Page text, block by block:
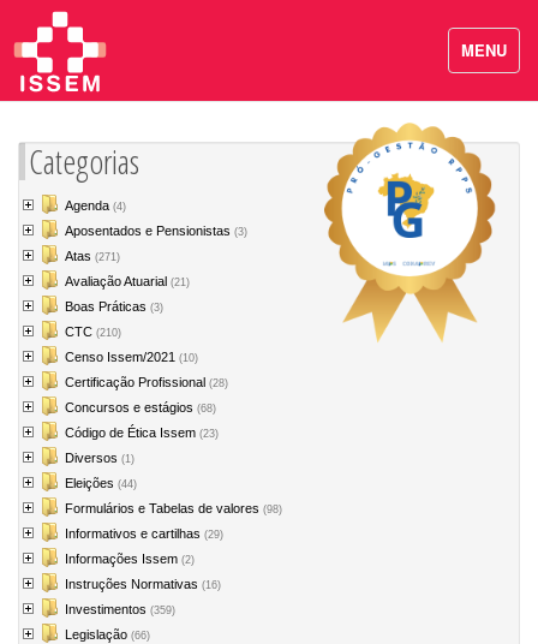
Categorias
Agenda (4)
Aposentados e Pensionistas (3)
Atas (271)
Avaliação Atuarial (21)
Boas Práticas (3)
CTC (210)
Censo Issem/2021 (10)
Certificação Profissional (28)
Concursos e estágios (68)
Código de Ética Issem (23)
Diversos (1)
Eleições (44)
Formulários e Tabelas de valores (98)
Informativos e cartilhas (29)
Informações Issem (2)
Instruções Normativas (16)
Investimentos (359)
Legislação (66)
MENU